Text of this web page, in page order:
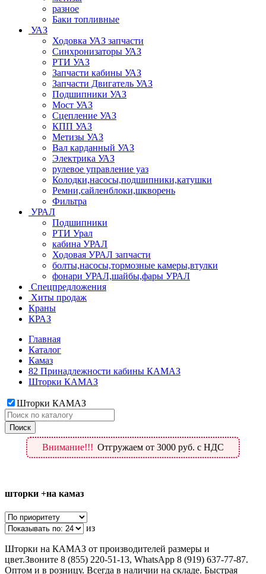
разное
Баки топливные
УАЗ
Ходовка УАЗ запчасти
Синхронизаторы УАЗ
РТИ УАЗ
Запчасти кабины УАЗ
Запчасти Двигатель УАЗ
Подшипники УАЗ
Мост УАЗ
Сцепление УАЗ
КПП УАЗ
Метизы УАЗ
Вал карданный УАЗ
Электрика УАЗ
рулевое управление уаз
Колодки,насосы,подшипники,катушки
Ремни,сайленблоки,шкворень
Фильтра
УРАЛ
Подшипники
РТИ Урал
кабина УРАЛ
Ходовая УРАЛ запчасти
болты,насосы,тормозные камеры,втулки
фонари УРАЛ,шайбы,фары УРАЛ
Спецпредложения
Хиты продаж
Краны
КРАЗ
Главная
Каталог
Камаз
82 Принадлежности кабины КАМАЗ
Шторки КАМАЗ
Шторки КАМАЗ
Внимание!!! Отгружаем от 3000 руб. с НДС
шторки +на камаз
из
Шторки на КАМАЗ от производителей размеры и
цвет.Звоните 8 (855) 220-51-13, WhatsApp 8 (919) 637-77-87.
Оптом и в розницу. Всегда в наличии на складе. Быстрая